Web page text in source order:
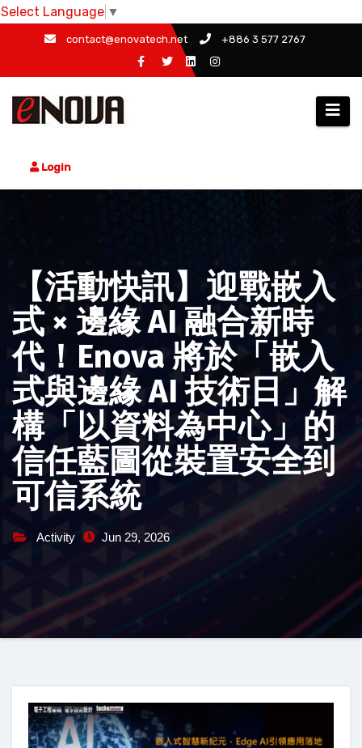
Select Language ▼
content
contact@enovatech.net +886 3 577 2767
Login
【活動快訊】迎戰嵌入
式 × 邊緣 AI 融合新時
代！Enova 將於「嵌入
式與邊緣 AI 技術日」解
構「以資料為中心」的
信任藍圖從裝置安全到
可信系統
Activity Jun 29, 2026